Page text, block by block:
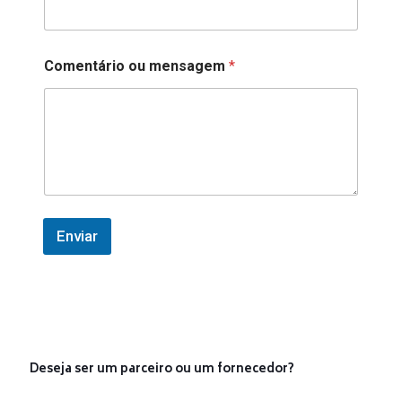
o
m
e
n
Comentário ou mensagem *
Enviar
Deseja ser um parceiro ou um fornecedor?